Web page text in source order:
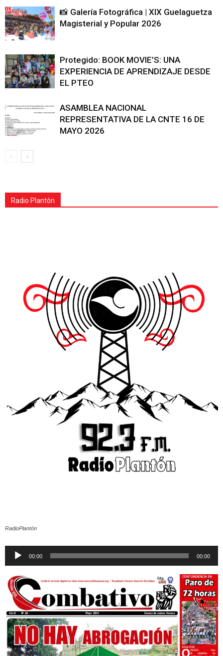
📸 Galería Fotográfica | XIX Guelaguetza
Magisterial y Popular 2026
Protegido: BOOK MOVIE’S: UNA
EXPERIENCIA DE APRENDIZAJE DESDE
EL PTEO
ASAMBLEA NACIONAL
REPRESENTATIVA DE LA CNTE 16 DE
MAYO 2026
Radio Plantón
RadioPlantón
Reproductor
00:00 00:00